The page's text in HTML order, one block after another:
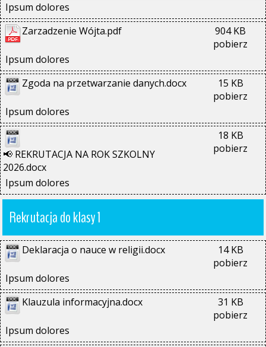
Ipsum dolores
Zarzadzenie Wójta.pdf
904 KB
pobierz
Ipsum dolores
Zgoda na przetwarzanie danych.docx
15 KB
pobierz
Ipsum dolores
📢 REKRUTACJA NA ROK SZKOLNY
2026.docx
18 KB
pobierz
Ipsum dolores
Rekrutacja do klasy 1
Deklaracja o nauce w religii.docx
14 KB
pobierz
Ipsum dolores
Klauzula informacyjna.docx
31 KB
pobierz
Ipsum dolores